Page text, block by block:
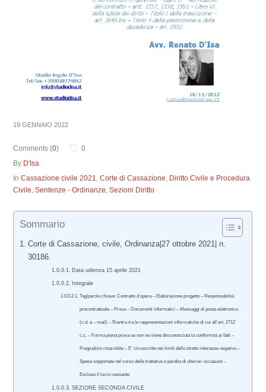
19 GENNAIO 2022
Comments (0)
0
By D'Isa
InCassazione civile 2021,Corte di Cassazione, Diritto Civile e Procedura
Civile,Sentenze - Ordinanze,Sezioni Diritto
Sommario
Corte di Cassazione, civile, Ordinanza|27 ottobre 2021| n.
30186.
Data udienza 15 aprile 2021
Integrale
Tag/parola chiave: Contratto d’opera – Elaborazione progetto – Responsabilità
precontrattuale – Prova – Documenti informatici – Messaggi di posta elettronica
(c.d. e – mail) – Rientra tra le rappresentazioni informatiche di cui all’art. 2712
c.c. – Forma piena prova se non ne viene disconosciuta la conformità ai fatti –
Pregiudizio risarcibile – E’ circoscritto nei limiti dello stretto interesse negativo –
Spese sopportate nel corso delle trattative e perdita di ulteriori occasioni –
Escluso il lucro cessante
SEZIONE SECONDA CIVILE